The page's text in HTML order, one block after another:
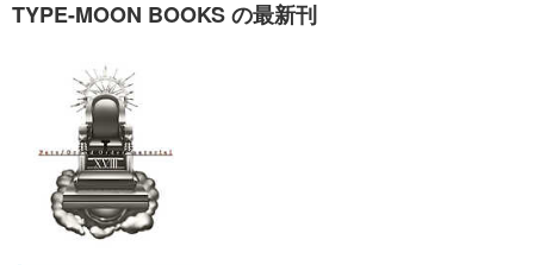
TYPE-MOON BOOKS の最新刊